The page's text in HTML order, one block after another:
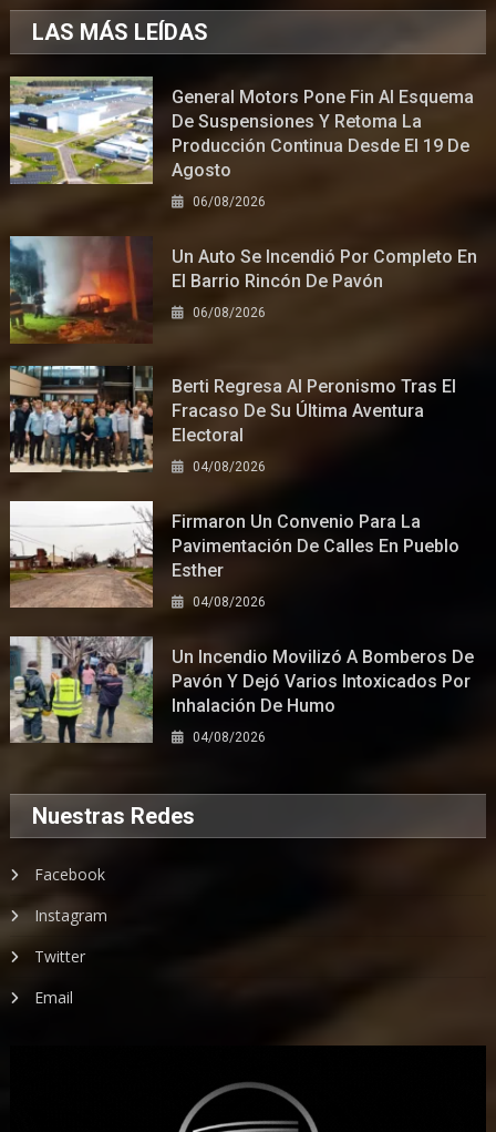
LAS MÁS LEÍDAS
General Motors Pone Fin Al Esquema
De Suspensiones Y Retoma La
Producción Continua Desde El 19 De
Agosto
06/08/2026
Un Auto Se Incendió Por Completo En
El Barrio Rincón De Pavón
06/08/2026
Berti Regresa Al Peronismo Tras El
Fracaso De Su Última Aventura
Electoral
04/08/2026
Firmaron Un Convenio Para La
Pavimentación De Calles En Pueblo
Esther
04/08/2026
Un Incendio Movilizó A Bomberos De
Pavón Y Dejó Varios Intoxicados Por
Inhalación De Humo
04/08/2026
Nuestras Redes
Facebook
Instagram
Twitter
Email